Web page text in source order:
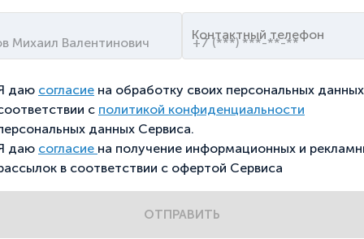
Контактный телефон
даю согласие на обработку своих персональных
с политикой конфиденциальности
данных Сервиса.
даю согласие на получение информационных и
в соответствии с офертой Сервиса
ОТПРАВИТЬ